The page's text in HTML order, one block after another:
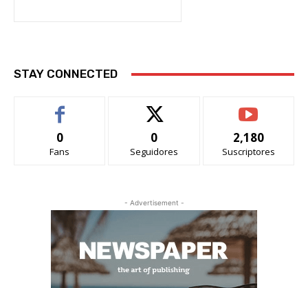
STAY CONNECTED
0
Fans
0
Seguidores
2,180
Suscriptores
- Advertisement -